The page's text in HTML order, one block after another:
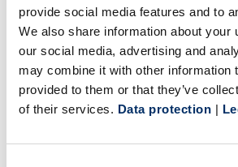
provide social media features and to
We also share information about your
our social media, advertising and
may combine it with other information
provided to them or that they’ve
of their services. Data protection |
erklärte Sven Deutschmann, CEO
nachhaltig angelegten Ausbau der
spanischen Datenträgergeschäft.
„Vor dem Hintergrund der sich